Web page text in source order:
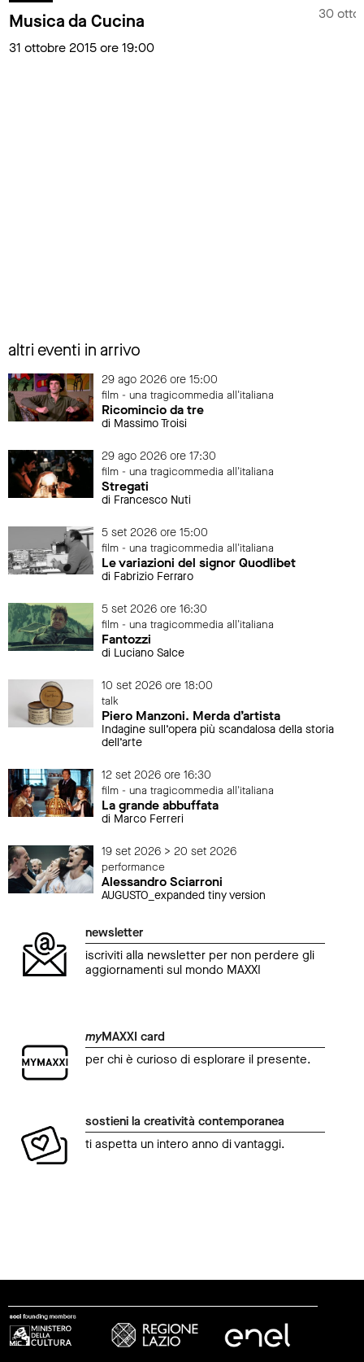
Musica da Cucina
31 ottobre 2015 ore 19:00
30
altri eventi in arrivo
29 ago 2026 ore 15:00
film - una tragicommedia all'italiana
Ricomincio da tre
di Massimo Troisi
29 ago 2026 ore 17:30
film - una tragicommedia all'italiana
Stregati
di Francesco Nuti
5 set 2026 ore 15:00
film - una tragicommedia all'italiana
Le variazioni del signor Quodlibet
di Fabrizio Ferraro
5 set 2026 ore 16:30
film - una tragicommedia all'italiana
Fantozzi
di Luciano Salce
10 set 2026 ore 18:00
talk
Piero Manzoni. Merda d’artista
Indagine sull’opera più scandalosa della storia
dell’arte
12 set 2026 ore 16:30
film - una tragicommedia all'italiana
La grande abbuffata
di Marco Ferreri
19 set 2026 > 20 set 2026
performance
Alessandro Sciarroni
AUGUSTO_expanded tiny version
newsletter
iscriviti alla newsletter per non perdere gli
aggiornamenti sul mondo MAXXI
myMAXXI card
per chi è curioso di esplorare il presente.
sostieni la creatività contemporanea
ti aspetta un intero anno di vantaggi.